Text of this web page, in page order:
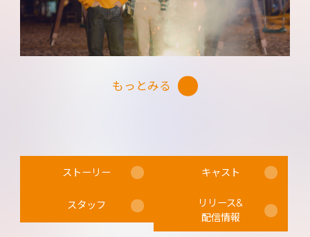
る。更に、高校生や大学生の今を描き出すWEBド
ラマには、学生ならではの言い回し、ファッショ
ンやメイク、登場人物たちの持ち物や恋愛スタイル
まで、“最旬の韓国”がふんだんに盛り込まれてい
る。WEBドラマで、韓国の“今”を日本にお届け！
もっとみる
ストーリー キャスト
スタッフ
リリース&
配信情報